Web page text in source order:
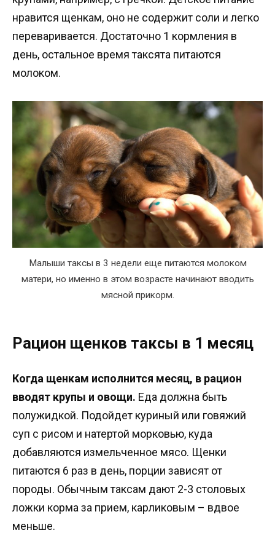
нравится щенкам, оно не содержит соли и легко
переваривается. Достаточно 1 кормления в
день, остальное время таксята питаются
молоком.
Малыши таксы в 3 недели еще питаются молоком
матери, но именно в этом возрасте начинают вводить
мясной прикорм.
Рацион щенков таксы в 1 месяц
Когда щенкам исполнится месяц, в рацион
вводят крупы и овощи. Еда должна быть
полужидкой. Подойдет куриный или говяжий
суп с рисом и натертой морковью, куда
добавляются измельченное мясо. Щенки
питаются 6 раз в день, порции зависят от
породы. Обычным таксам дают 2-3 столовых
ложки корма за прием, карликовым – вдвое
меньше.